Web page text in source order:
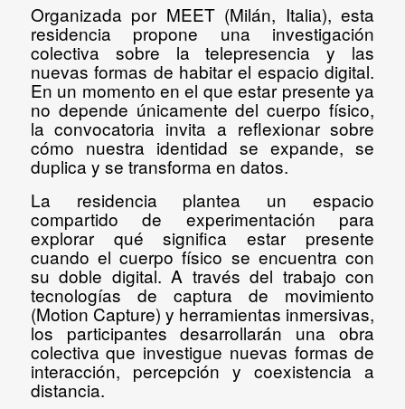
Organizada por MEET (Milán, Italia), esta
residencia propone unainvestigación
colectiva sobre la telepresencia y las
nuevas formas de habitar el espacio digital.
En un momento en el que estar presente ya
no depende únicamente del cuerpo físico,
la convocatoria invita a reflexionar sobre
cómo nuestra identidad se expande, se
duplica y se transforma en datos.
La residencia plantea un espacio
compartido de experimentación para
explorar qué significa estar presente
cuando el cuerpo físico se encuentra con
su doble digital. A través del trabajo con
tecnologías de captura de movimiento
(Motion Capture) y herramientas inmersivas,
los participantes desarrollarán una obra
colectiva que investigue nuevas formas de
interacción, percepción y coexistencia a
distancia.